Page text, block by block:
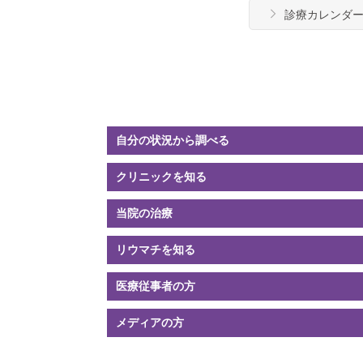
診療カレンダ
自分の状況から調べる
クリニックを知る
当院の治療
リウマチを知る
医療従事者の方
メディアの方